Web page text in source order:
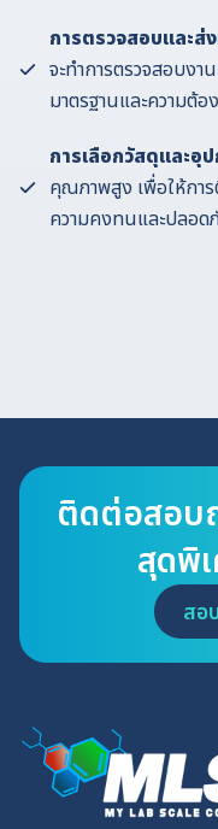
การตรวจสอบและส่
จะทำการตรวจสอบงา
มาตรฐานและความต้
การเลือกวัสดุและอุ
คุณภาพสูง เพื่อให้กา
ความคงทนและปลอด
ติดต่อสอบ
สุดพิ
สอ